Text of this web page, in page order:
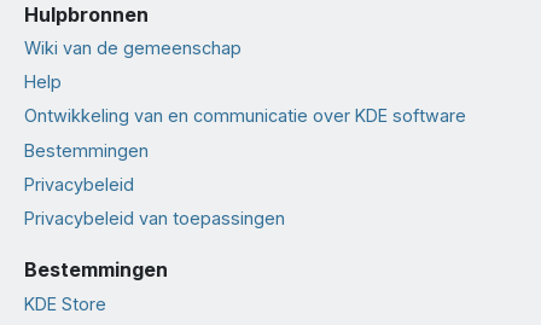
Hulpbronnen
Wiki van de gemeenschap
Help
Ontwikkeling van en communicatie over KDE software
Bestemmingen
Privacybeleid
Privacybeleid van toepassingen
Bestemmingen
KDE Store